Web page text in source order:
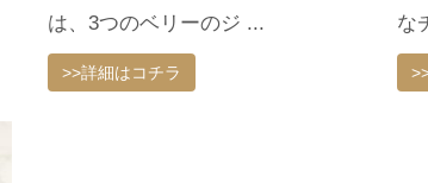
は、3つのベリーのジ ...
>>詳細はコチラ
な